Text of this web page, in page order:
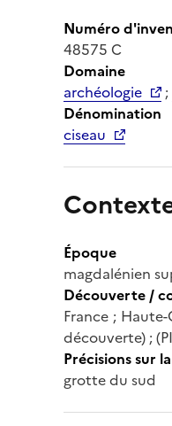
Numéro
48575 C
Domaine
archéologie
;
Dénomination
ciseau
Époque
magdalénien
Découverte /
France ;
découverte) ;
Précisions sur
grotte du sud